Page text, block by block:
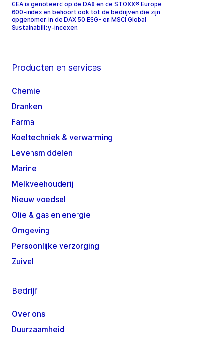
GEA is genoteerd op de DAX en de STOXX® Europe
600-index en behoort ook tot de bedrijven die zijn
opgenomen in de DAX 50 ESG- en MSCI Global
Sustainability-indexen.
Producten en services
Chemie
Dranken
Farma
Koeltechniek & verwarming
Levensmiddelen
Marine
Melkveehouderij
Nieuw voedsel
Olie & gas en energie
Omgeving
Persoonlijke verzorging
Zuivel
Bedrijf
Over ons
Duurzaamheid